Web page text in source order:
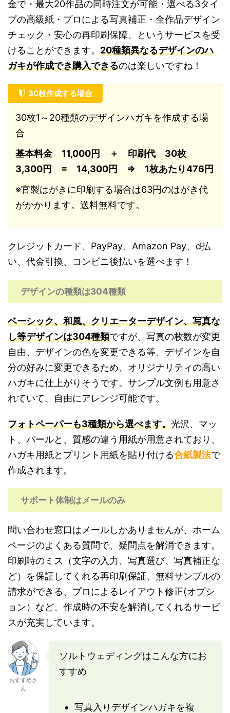
金で・最大20作品の同時注文が可能・選べる3タイ
プの高級紙・プロによる写真補正・全作品デザイン
チェック・安心の再印刷保障、というサービスを受
けることができます。 20種類異なるデザインのハ
ガキが作成でき購入できるのは楽しいですね！
30枚作成する場合
30枚1～20種類のデザインハガキを作成する場
合
基本料金 11,000円 ＋ 印刷代 30枚
3,300円 = 14,300円 ⇒ 1枚あたり476円
※官製はがきに印刷する場合は63円のはがき代
がかかります。送料無料です。
クレジットカード、PayPay、Amazon Pay、d払
い、代金引換、コンビニ後払いを選べます！
デザインの種類は304種類
ベーシック、和風、クリエーターデザイン、写真な
し等デザインは304種類ですが、写真の枚数が変更
自由、デザインの色を変更できる等、デザインを自
分の好みに変更できるため、オリジナリティの高い
ハガキに仕上がりそうです。サンプル文例も用意さ
れていて、自由にアレンジ可能です。
フォトペーパーも3種類から選べます。光沢、マッ
ト、パールと、質感の違う用紙が用意されており、
ハガキ用紙とプリント用紙を貼り付ける合紙製法で
作成されます。
サポート体制はメールのみ
問い合わせ窓口はメールしかありませんが、ホーム
ページのよくある質問で、疑問点を解消できます。
印刷時のミス（文字の入力、写真選び、写真補正な
ど）を保証してくれる再印刷保証、無料サンプルの
請求ができる、プロによるレイアウト修正(オプシ
ョン）など、作成時の不安を解消してくれるサービ
スが充実しています。
おすすめさ
ん
ソルトウェディングはこんな方にお
すすめ
写真入りデザインハガキを複